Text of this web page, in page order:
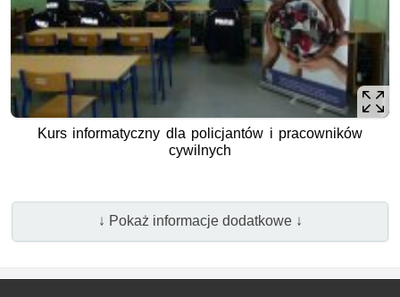
Kurs informatyczny dla policjantów i pracowników
cywilnych
↓ Pokaż informacje dodatkowe ↓